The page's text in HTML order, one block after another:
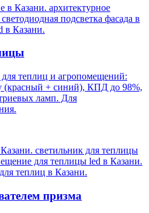
в Казани. архитектурное
подсветка фасада в
в Казани.
теплиц и агропомещений:
(красный + синий), КПД до 98%,
ламп. Для
светильник для теплицы
для теплицы led в Казани.
теплиц в Казани.
призма